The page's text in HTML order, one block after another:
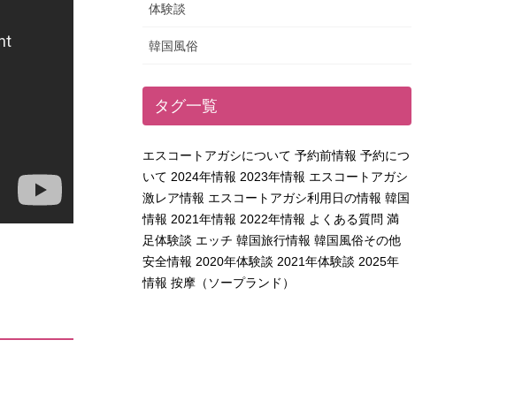
体験談
韓国風俗
タグ一覧
エスコートアガシについて 予約前情報 予約につ
いて 2024年情報 2023年情報 エスコートアガシ
激レア情報 エスコートアガシ利用日の情報 韓国
情報 2021年情報 2022年情報 よくある質問 満
足体験談 エッチ 韓国旅行情報 韓国風俗その他
安全情報 2020年体験談 2021年体験談 2025年
情報 按摩（ソープランド）